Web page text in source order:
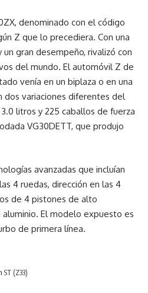
denominado con el código
Z que lo precediera. Con una
gran desempeño, rivalizó con
del mundo. El automóvil Z de
venía en un biplaza o en una
dos variaciones diferentes del
litros y 225 caballos de fuerza
VG30DETT, que produjo
avanzadas que incluían
4 ruedas, dirección en las 4
de 4 pistones de alto
El modelo expuesto es
de primera línea.
ST (Z33)